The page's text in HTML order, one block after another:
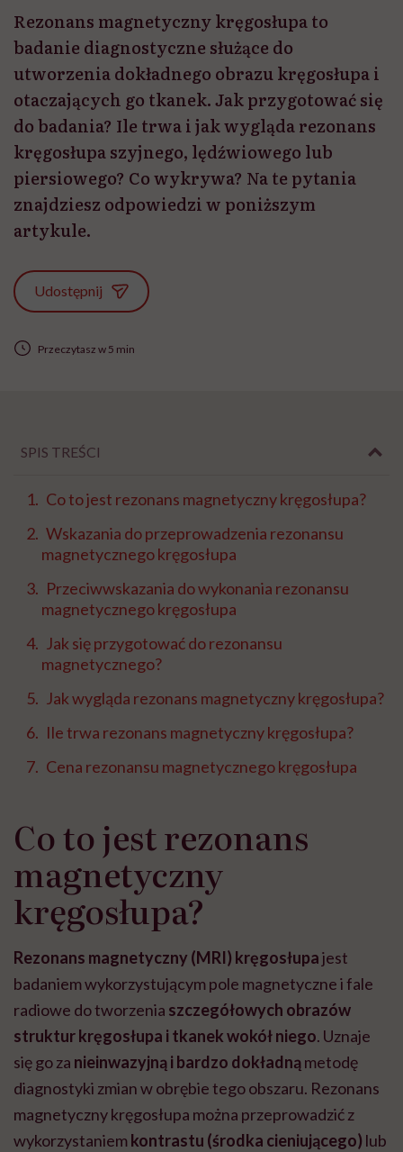
Rezonans magnetyczny kręgosłupa to
badanie diagnostyczne służące do
utworzenia dokładnego obrazu kręgosłupa i
otaczających go tkanek. Jak przygotować się
do badania? Ile trwa i jak wygląda rezonans
kręgosłupa szyjnego, lędźwiowego lub
piersiowego? Co wykrywa? Na te pytania
znajdziesz odpowiedzi w poniższym
artykule.
Udostępnij
Przeczytasz w 5 min
SPIS TREŚCI
Co to jest rezonans magnetyczny kręgosłupa?
Wskazania do przeprowadzenia rezonansu
magnetycznego kręgosłupa
Przeciwwskazania do wykonania rezonansu
magnetycznego kręgosłupa
Jak się przygotować do rezonansu
magnetycznego?
Jak wygląda rezonans magnetyczny kręgosłupa?
Ile trwa rezonans magnetyczny kręgosłupa?
Cena rezonansu magnetycznego kręgosłupa
Co to jest rezonans
magnetyczny
kręgosłupa?
Rezonans magnetyczny (MRI) kręgosłupajest
badaniem wykorzystującym pole magnetyczne i fale
radiowe do tworzenia szczegółowych obrazów
struktur kręgosłupa i tkanek wokół niego. Uznaje
się go za nieinwazyjną i bardzo dokładnąmetodę
diagnostyki zmian w obrębie tego obszaru. Rezonans
magnetyczny kręgosłupa można przeprowadzić z
wykorzystaniemkontrastu (środka cieniującego) lub